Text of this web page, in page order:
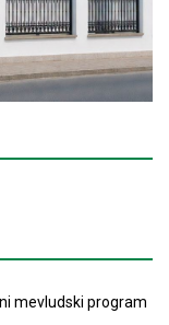
mevludski program